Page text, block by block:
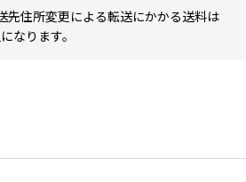
先住所変更による転送にかかる送料は
なります。